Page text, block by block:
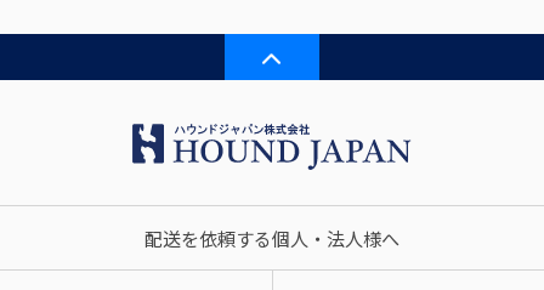
配送を依頼する個人・法人様へ